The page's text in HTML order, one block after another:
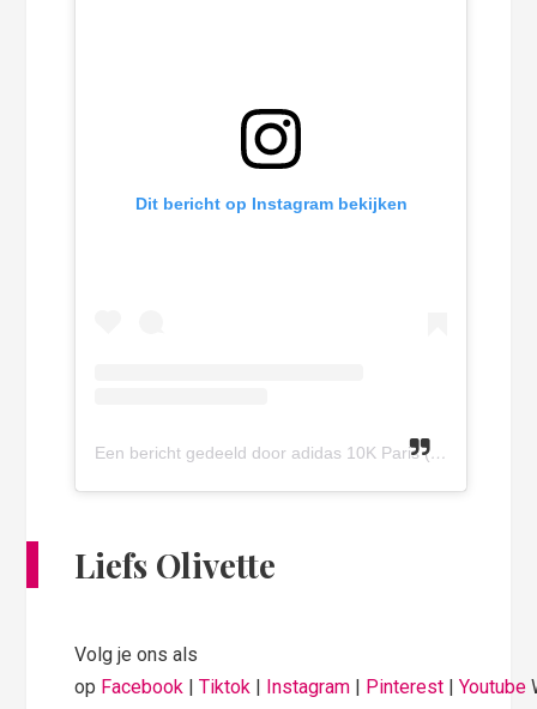
Dit bericht op Instagram bekijken
Een bericht gedeeld door adidas 10K Paris (@adidas10kparis)
Liefs Olivette
Volg je ons als
op Facebook |Tiktok | Instagram | Pinterest |Youtube